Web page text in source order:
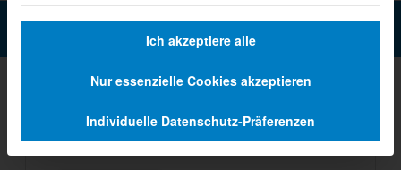
GA 4600-8EKT Moritz
Ich akzeptiere alle
Nur essenzielle Cookies akzeptieren
Individuelle Datenschutz-Präferenzen